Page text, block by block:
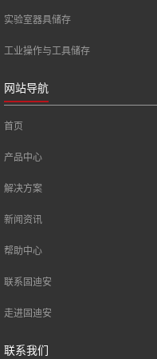
实验室器具储存
工业操作与工具储存
网站导航
首页
产品中心
解决方案
新闻资讯
帮助中心
联系固迪安
走进固迪安
联系我们